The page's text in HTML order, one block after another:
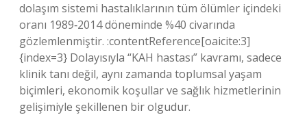
dolaşım sistemi hastalıklarının tüm ölümler içindeki
oranı 1989‑2014 döneminde %40 civarında
gözlemlenmiştir. :contentReference[oaicite:3]
{index=3} Dolayısıyla “KAH hastası” kavramı, sadece
klinik tanı değil, aynı zamanda toplumsal yaşam
biçimleri, ekonomik koşullar ve sağlık hizmetlerinin
gelişimiyle şekillenen bir olgudur.